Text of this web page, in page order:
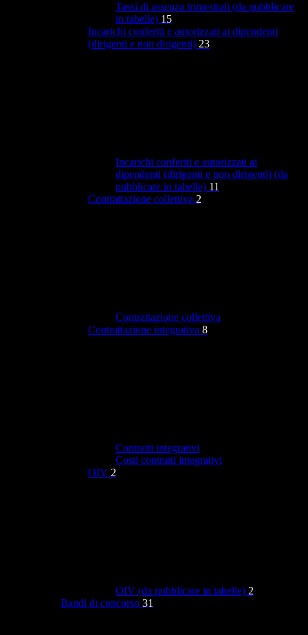
Tassi di assenza trimestrali (da pubblicare
in tabelle) 15
Incarichi conferiti e autorizzati ai dipendenti
(dirigenti e non dirigenti) 23
Incarichi conferiti e autorizzati ai
dipendenti (dirigenti e non dirigenti) (da
pubblicare in tabelle) 11
Contrattazione collettiva 2
Contrattazione collettiva
Contrattazione integrativa 8
Contratti integrativi
Costi contratti integrativi
OIV 2
OIV (da pubblicare in tabelle) 2
Bandi di concorso 31